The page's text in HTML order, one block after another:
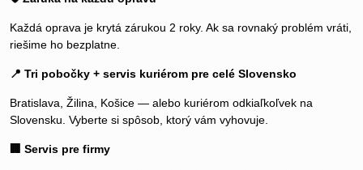
Každá oprava je krytá zárukou 2 roky. Ak sa rovnaký problém vráti,
riešime ho bezplatne.
📍 Tri pobočky + servis kuriérom pre celé Slovensko
Bratislava, Žilina, Košice — alebo kuriérom odkiaľkoľvek na
Slovensku. Vyberte si spôsob, ktorý vám vyhovuje.
🏢 Servis pre firmy